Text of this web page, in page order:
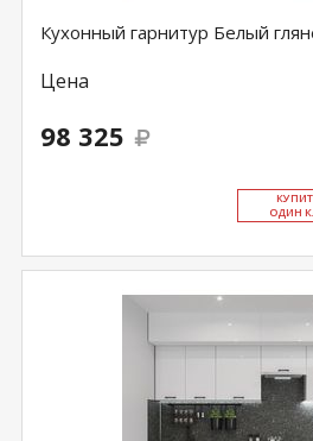
Кухонный гарнитур Белый
Цена
98 325
ОДИН